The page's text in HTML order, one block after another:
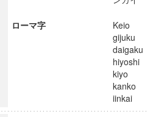
ローマ字
Keio
gijuku
daigaku
hiyoshi
kiyo
kanko
iinkai